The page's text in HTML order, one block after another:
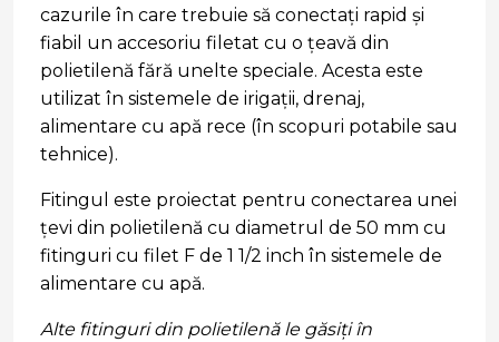
cazurile în care trebuie să conectați rapid și
fiabil un accesoriu filetat cu o țeavă din
polietilenă fără unelte speciale. Acesta este
utilizat în sistemele de irigații, drenaj,
alimentare cu apă rece (în scopuri potabile sau
tehnice).
Fitingul este proiectat pentru conectarea unei
țevi din polietilenă cu diametrul de 50 mm cu
fitinguri cu filet F de 1 1/2 inch în sistemele de
alimentare cu apă.
Alte fitinguri din polietilenă le găsiți în